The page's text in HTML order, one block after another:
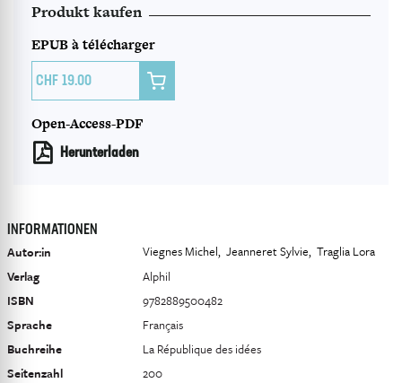
Produkt kaufen
EPUB à télécharger
19.00 
Open-Access-PDF
Herunterladen
INFORMATIONEN
Autor:in Viegnes Michel Jeanneret Sylvie Traglia Lora
Verlag
Alphil
ISBN
9782889500482
Sprache
Français
Buchreihe
La République des idées
Seitenzahl
200